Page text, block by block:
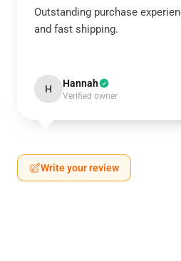
Outstanding purchase
and fast shipping.
H Hannah
Verified owner
Write your review